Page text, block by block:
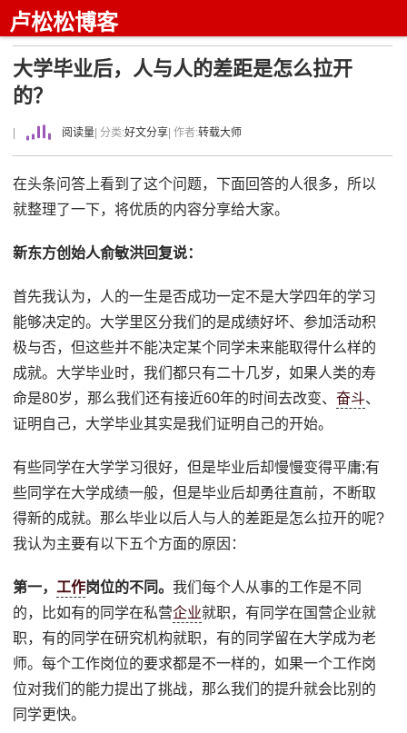
卢松松博客
大学毕业后，人与人的差距是怎么拉开
的？
阅读量 | 分类:好文分享 | 作者:转载大师
在头条问答上看到了这个问题，下面回答的人很多，所以
就整理了一下，将优质的内容分享给大家。
新东方创始人俞敏洪回复说：
首先我认为，人的一生是否成功一定不是大学四年的学习
能够决定的。大学里区分我们的是成绩好坏、参加活动积
极与否，但这些并不能决定某个同学未来能取得什么样的
成就。大学毕业时，我们都只有二十几岁，如果人类的寿
命是80岁，那么我们还有接近60年的时间去改变、奋斗、
证明自己，大学毕业其实是我们证明自己的开始。
有些同学在大学学习很好，但是毕业后却慢慢变得平庸;有
些同学在大学成绩一般，但是毕业后却勇往直前，不断取
得新的成就。那么毕业以后人与人的差距是怎么拉开的呢?
我认为主要有以下五个方面的原因：
第一，工作岗位的不同。我们每个人从事的工作是不同
的，比如有的同学在私营企业就职，有同学在国营企业就
职，有的同学在研究机构就职，有的同学留在大学成为老
师。每个工作岗位的要求都是不一样的，如果一个工作岗
位对我们的能力提出了挑战，那么我们的提升就会比别的
同学更快。